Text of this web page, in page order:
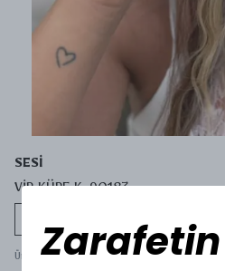
SESİ
VİP KÜPE K-90183
Ürün Kodu